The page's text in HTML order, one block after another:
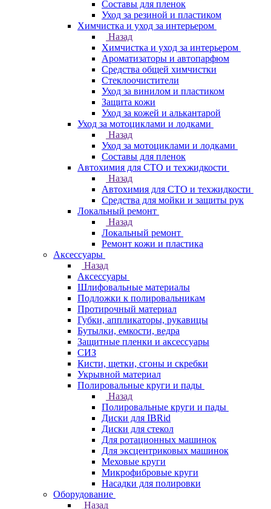
Составы для пленок
Уход за резиной и пластиком
Химчистка и уход за интерьером
Назад
Химчистка и уход за интерьером
Ароматизаторы и автопарфюм
Средства общей химчистки
Стеклоочистители
Уход за винилом и пластиком
Защита кожи
Уход за кожей и алькантарой
Уход за мотоциклами и лодками
Назад
Уход за мотоциклами и лодками
Составы для пленок
Автохимия для СТО и техжидкости
Назад
Автохимия для СТО и техжидкости
Средства для мойки и защиты рук
Локальный ремонт
Назад
Локальный ремонт
Ремонт кожи и пластика
Аксессуары
Назад
Аксессуары
Шлифовальные материалы
Подложки к полировальникам
Протирочный материал
Губки, аппликаторы, рукавицы
Бутылки, емкости, ведра
Защитные пленки и аксессуары
СИЗ
Кисти, щетки, сгоны и скребки
Укрывной материал
Полировальные круги и пады
Назад
Полировальные круги и пады
Диски для IBRid
Диски для стекол
Для ротационных машинок
Для эксцентриковых машинок
Меховые круги
Микрофибровые круги
Насадки для полировки
Оборудование
Назад